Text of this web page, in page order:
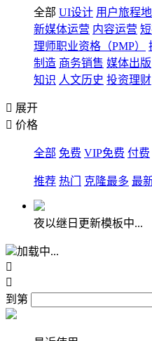
全部 UI设计 用户旅程
新媒体运营 内容运营
理师职业资格（PMP）
制造 商务销售 媒体出版
知识 人文历史 投资理财
 展开
 价格
全部 免费 VIP免费 付费
推荐 热门 克隆最多 最
夜以继日更新模板中...
加载中...


到第